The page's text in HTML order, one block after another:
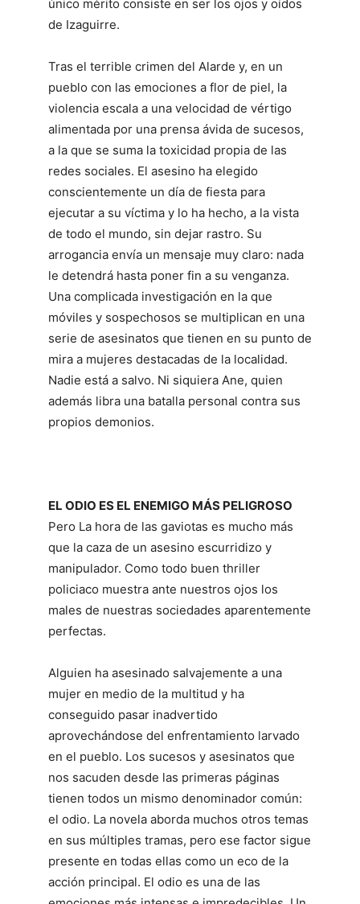
único mérito consiste en ser los ojos y oídos
de Izaguirre.
Tras el terrible crimen del Alarde y, en un
pueblo con las emociones a flor de piel, la
violencia escala a una velocidad de vértigo
alimentada por una prensa ávida de sucesos,
a la que se suma la toxicidad propia de las
redes sociales. El asesino ha elegido
conscientemente un día de fiesta para
ejecutar a su víctima y lo ha hecho, a la vista
de todo el mundo, sin dejar rastro. Su
arrogancia envía un mensaje muy claro: nada
le detendrá hasta poner fin a su venganza.
Una complicada investigación en la que
móviles y sospechosos se multiplican en una
serie de asesinatos que tienen en su punto de
mira a mujeres destacadas de la localidad.
Nadie está a salvo. Ni siquiera Ane, quien
además libra una batalla personal contra sus
propios demonios.
EL ODIO ES EL ENEMIGO MÁS PELIGROSO
Pero La hora de las gaviotas es mucho más
que la caza de un asesino escurridizo y
manipulador. Como todo buen thriller
policiaco muestra ante nuestros ojos los
males de nuestras sociedades aparentemente
perfectas.
Alguien ha asesinado salvajemente a una
mujer en medio de la multitud y ha
conseguido pasar inadvertido
aprovechándose del enfrentamiento larvado
en el pueblo. Los sucesos y asesinatos que
nos sacuden desde las primeras páginas
tienen todos un mismo denominador común:
el odio. La novela aborda muchos otros temas
en sus múltiples tramas, pero ese factor sigue
presente en todas ellas como un eco de la
acción principal. El odio es una de las